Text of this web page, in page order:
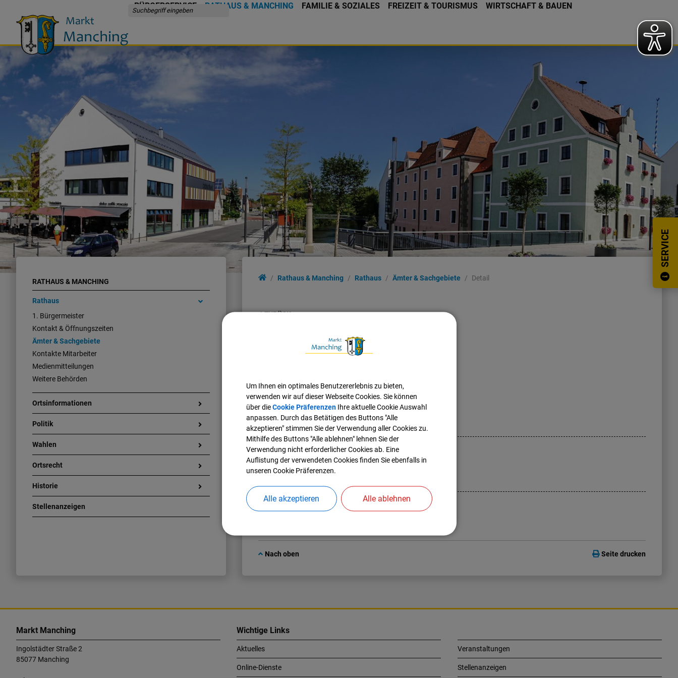
BÜRGERSERVICE RATHAUS & MANCHING FAMILIE & SOZIALES FREIZEIT & TOURISMUS WIRTSCHAFT & BAUEN
SERVICE
RATHAUS & MANCHING
Rathaus
1. Bürgermeister
Kontakt & Öffnungszeiten
Ämter & Sachgebiete
Kontakte Mitarbeiter
Medienmitteilungen
Weitere Behörden
Ortsinformationen
Politik
Wahlen
Ortsrecht
Historie
Stellenanzeigen
Rathaus & Manching Rathaus Ämter & Sachgebiete Detail
ZURÜCK
Wasserwerk
Leitung:
PatrickVogel
Tel.:08459 326493
E-Mail:patrick.vogel@manching.de
Mitarbeiter*in:
WilhelmMayer
Nach oben Seite drucken
Markt Manching
Ingolstädter Straße 2
85077 Manching
Wichtige Links
Aktuelles
Online-Dienste
Veranstaltungen
Stellenanzeigen
Um Ihnen ein optimales Benutzererlebnis zu bieten,
verwenden wir auf dieser Webseite Cookies. Sie können
über dieCookie PräferenzenIhre aktuelle Cookie Auswahl
anpassen. Durch das Betätigen des Buttons "Alle
akzeptieren" stimmen Sie der Verwendung aller Cookies zu.
Mithilfe des Buttons "Alle ablehnen" lehnen Sie der
Verwendung nicht erforderlicher Cookies ab. Eine
Auflistung der verwendeten Cookies finden Sie ebenfalls in
unseren Cookie Präferenzen.
Alle akzeptieren Alle ablehnen